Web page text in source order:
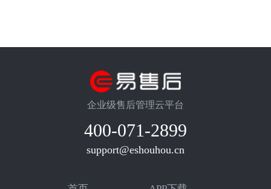
企业级售后管理云平台
400-071-2899
support@eshouhou.cn